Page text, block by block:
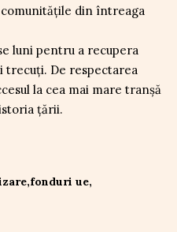
din întreaga
luni pentru a recupera
De respectarea
la cea mai mare tranșă
țării.
fonduri ue